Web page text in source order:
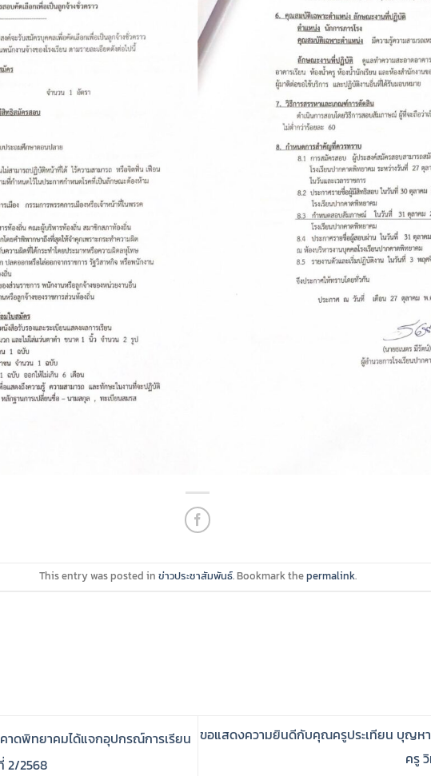
This entry was posted in ข่าวประชาสัมพันธ์. Bookmark thepermalink.
าดพิทยาคมได้แจกอุปกรณ์การเรียน
2/2568
ขอแสดงความยินดีกับคุณครูประเทียน บุญหา
ครู